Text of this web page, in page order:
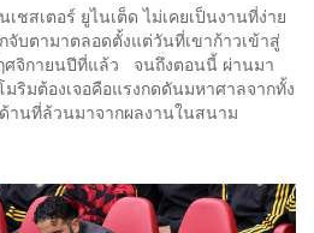
ชสเตอร์ ยูไนเต็ด ไม่เคยเป็นงานที่ง่าย
จับตามาตลอดตั้งแต่วันที่เขาก้าวเข้าสู่
ศจิกายนปีที่แล้ว จนถึงตอนนี้ ผ่านมา
ริมต้องเจอคือแรงกดดันมหาศาลจากทั้ง
านที่ล้วนมาจากผลงานในสนาม